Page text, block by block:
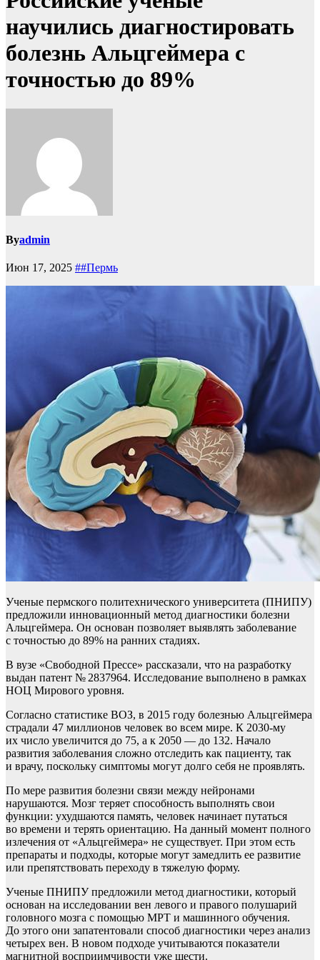
научились диагностировать
болезнь Альцгеймера с
точностью до 89%
Byadmin
Июн 17, 2025 ##Пермь
Ученые пермского политехнического университета (ПНИПУ)
предложили инновационный метод диагностики болезни
Альцгеймера. Он основан позволяет выявлять заболевание
с точностью до 89% на ранних стадиях.
В вузе «Свободной Прессе» рассказали, что на разработку
выдан патент № 2837964. Исследование выполнено в рамках
НОЦ Мирового уровня.
Согласно статистике ВОЗ, в 2015 году болезнью Альцгеймера
страдали 47 миллионов человек во всем мире. К 2030-му
их число увеличится до 75, а к 2050 — до 132. Начало
развития заболевания сложно отследить как пациенту, так
и врачу, поскольку симптомы могут долго себя не проявлять.
По мере развития болезни связи между нейронами
нарушаются. Мозг теряет способность выполнять свои
функции: ухудшаются память, человек начинает путаться
во времени и терять ориентацию. На данный момент полного
излечения от «Альцгеймера» не существует. При этом есть
препараты и подходы, которые могут замедлить ее развитие
или препятствовать переходу в тяжелую форму.
Ученые ПНИПУ предложили метод диагностики, который
основан на исследовании вен левого и правого полушарий
головного мозга с помощью МРТ и машинного обучения.
До этого они запатентовали способ диагностики через анализ
четырех вен. В новом подходе учитываются показатели
магнитной восприимчивости уже шести.